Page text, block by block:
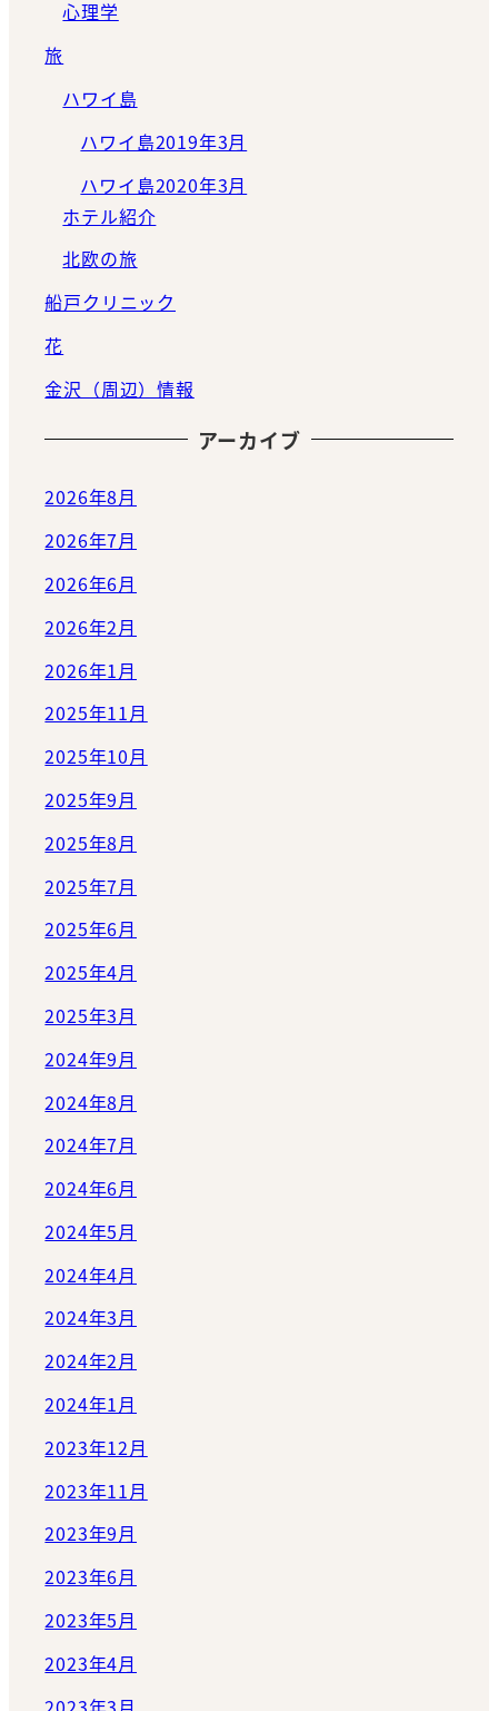
心理学
旅
ハワイ島
ハワイ島2019年3月
ハワイ島2020年3月
ホテル紹介
北欧の旅
船戸クリニック
花
金沢（周辺）情報
アーカイブ
2026年8月
2026年7月
2026年6月
2026年2月
2026年1月
2025年11月
2025年10月
2025年9月
2025年8月
2025年7月
2025年6月
2025年4月
2025年3月
2024年9月
2024年8月
2024年7月
2024年6月
2024年5月
2024年4月
2024年3月
2024年2月
2024年1月
2023年12月
2023年11月
2023年9月
2023年6月
2023年5月
2023年4月